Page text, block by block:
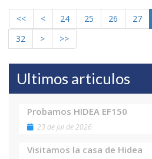
<< < 24 25 26 27
32
> >>
Ultimos articulos
Probamos HIDEA EF150
23 de Jul de 2026
Visitamos la casa de Hidea